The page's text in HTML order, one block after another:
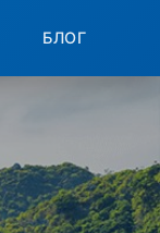
БЛОГ